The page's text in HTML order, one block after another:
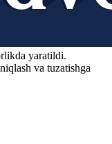
yaratildi.
va tuzatishga